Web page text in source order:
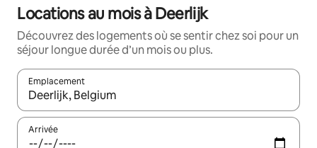
Locations au mois à Deerlijk
Découvrez des logements où se sentir chez soi pour un
séjour longue durée d’un mois ou plus.
Emplacement
Quand les résultats sont affichés, parcourez-les en utilisant
Arrivée